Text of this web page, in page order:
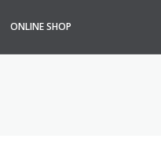
ONLINE SHOP